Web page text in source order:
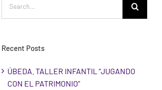
for:
Recent Posts
ÚBEDA. TALLER INFANTIL “JUGANDO
CON EL PATRIMONIO”